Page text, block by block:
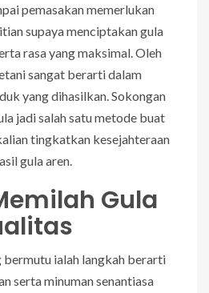
pemasakan memerlukan
supaya menciptakan gula
rasa yang maksimal. Oleh
sangat berarti dalam
yang dihasilkan. Sokongan
jadi salah satu metode buat
tingkatkan kesejahteraan
gula aren.
Gula
bermutu ialah langkah berarti
serta minuman senantiasa